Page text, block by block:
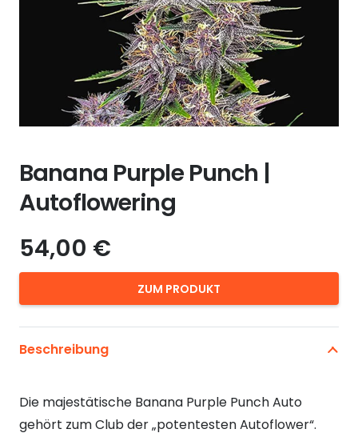
Banana Purple Punch |
Autoflowering
54,00 €
ZUM PRODUKT
Beschreibung
Die majestätische Banana Purple Punch Auto
gehört zum Club der „potentesten Autoflower“.